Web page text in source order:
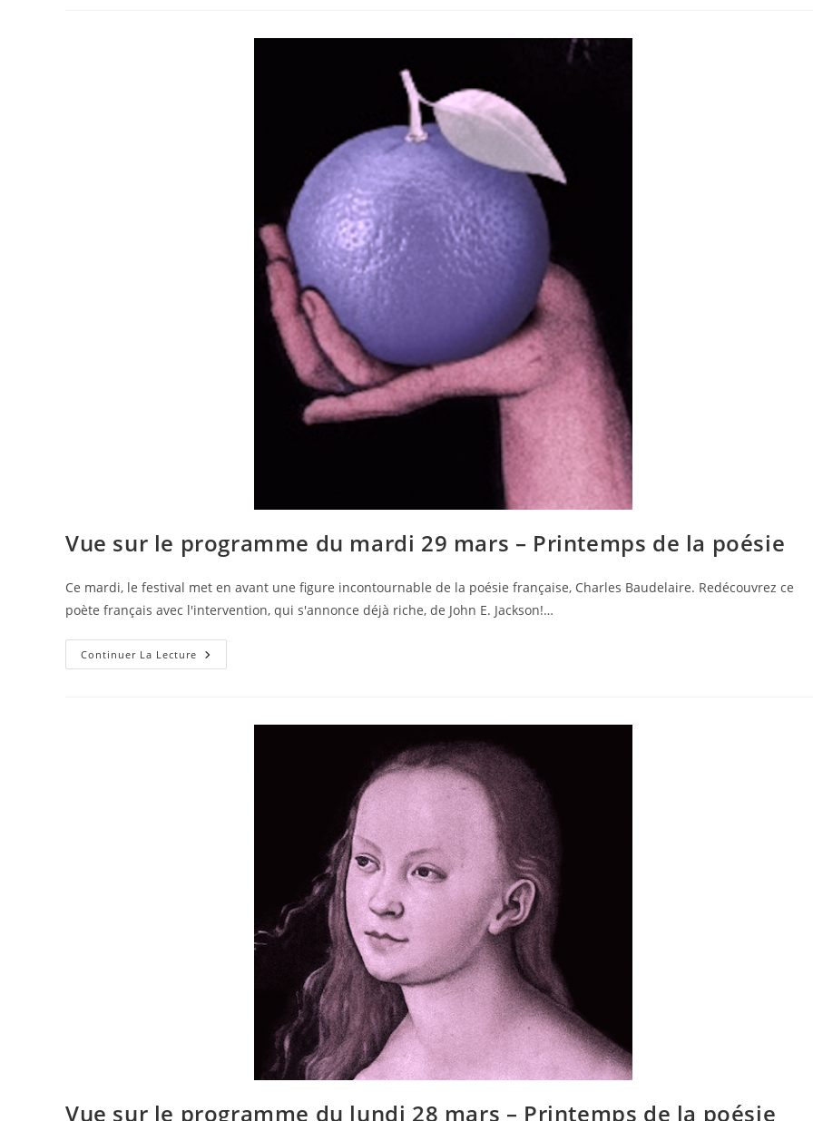
Vue sur le programme du mardi 29 mars – Printemps de la poésie
Ce mardi, le festival met en avant une figure incontournable de la poésie française, Charles Baudelaire. Redécouvrez ce
poète français avec l'intervention, qui s'annonce déjà riche, de John E. Jackson!…
Continuer La Lecture
Vue sur le programme du lundi 28 mars – Printemps de la poésie